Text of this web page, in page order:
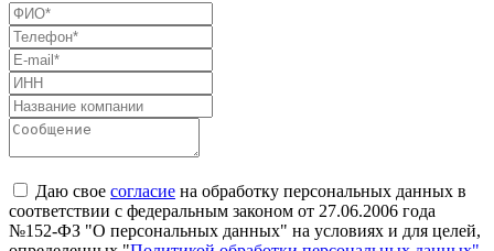
Даю свое согласие на обработку персональных данных в
соответствии с федеральным законом от 27.06.2006 года
№152-ФЗ "О персональных данных" на условиях и для целей,